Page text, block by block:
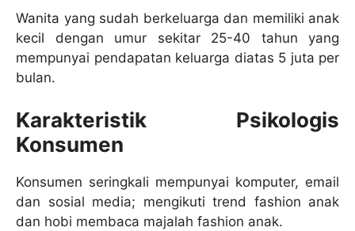
Wanita yang sudah berkeluarga dan memiliki anak
kecil dengan umur sekitar 25-40 tahun yang
mempunyai pendapatan keluarga diatas 5 juta per
bulan.
Karakteristik Psikologis
Konsumen
Konsumen seringkali mempunyai komputer, email
dan sosial media; mengikuti trend fashion anak
dan hobi membaca majalah fashion anak.